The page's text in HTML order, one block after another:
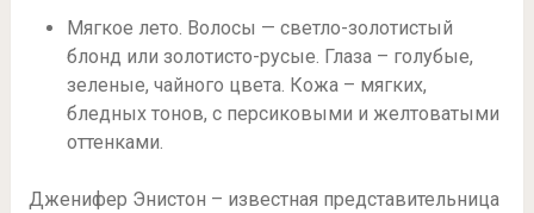
Мягкое лето. Волосы — светло-золотистый
блонд или золотисто-русые. Глаза – голубые,
зеленые, чайного цвета. Кожа – мягких,
бледных тонов, с персиковыми и желтоватыми
оттенками.
Дженифер Энистон – известная представительница